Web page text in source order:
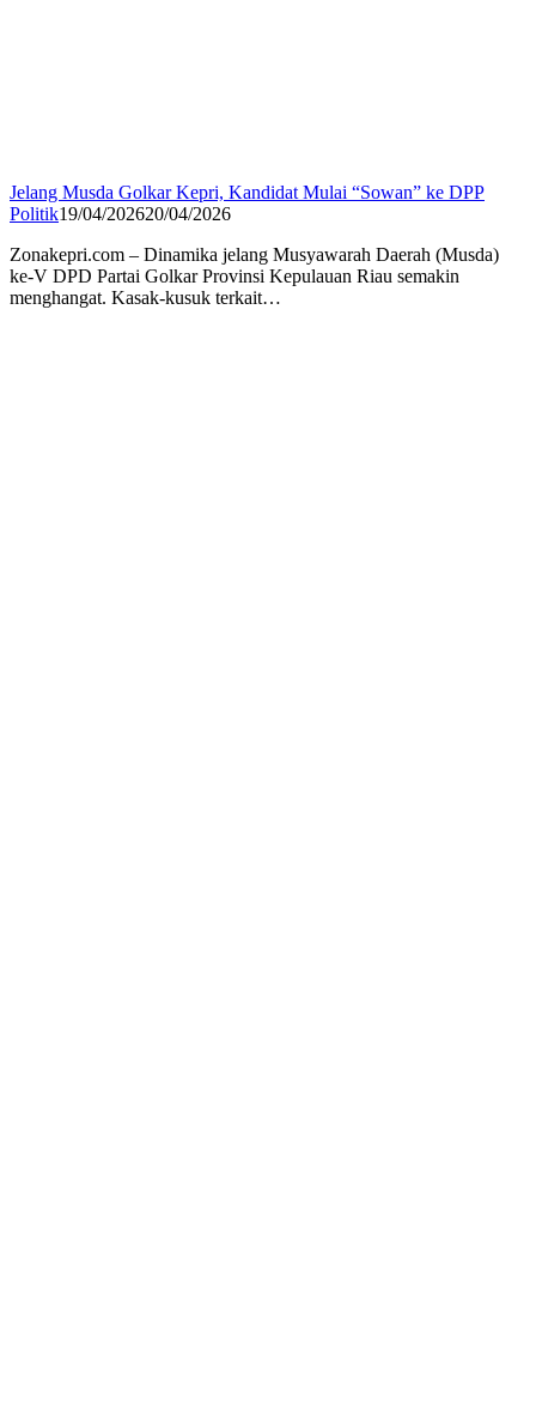
Jelang Musda Golkar Kepri, Kandidat Mulai “Sowan” ke DPP
Politik19/04/202620/04/2026
Zonakepri.com – Dinamika jelang Musyawarah Daerah (Musda)
ke-V DPD Partai Golkar Provinsi Kepulauan Riau semakin
menghangat. Kasak-kusuk terkait…